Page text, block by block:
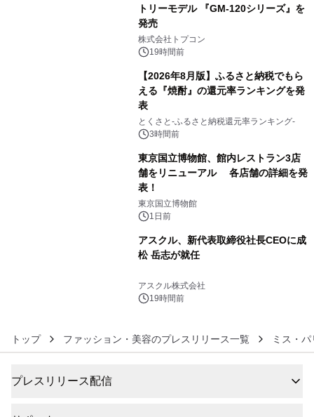
トリーモデル 『GM-120シリーズ』を
発売
株式会社トプコン
19時間前
【2026年8月版】ふるさと納税でもら
える『焼酎』の還元率ランキングを発
表
とくさと-ふるさと納税還元率ランキング-
3時間前
東京国立博物館、館内レストラン3店
舗をリニューアル 各店舗の詳細を発
表！
東京国立博物館
1日前
アスクル、新代表取締役社長CEOに成
松 岳志が就任
アスクル株式会社
19時間前
トップ ファッション・美容のプレスリリース一覧 ミス・
プレスリリース配信